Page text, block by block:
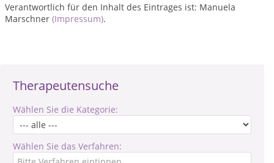
Therapeutensuche
Wählen Sie die Kategorie:
Wählen Sie das Verfahren:
Verantwortlich für den Inhalt des Eintrages ist: Manuela
Marschner (Impressum).